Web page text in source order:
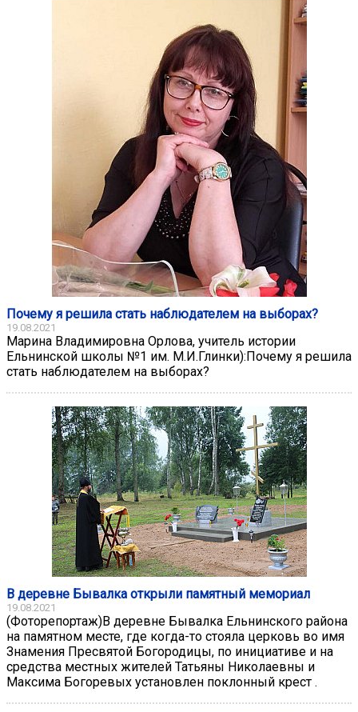
Почему я решила стать наблюдателем на выборах?
19.08.2021
Марина Владимировна Орлова, учитель истории
Ельнинской школы №1 им. М.И.Глинки):Почему я решила
стать наблюдателем на выборах?
В деревне Бывалка открыли памятный мемориал
19.08.2021
(Фоторепортаж)В деревне Бывалка Ельнинского района
на памятном месте, где когда-то стояла церковь во имя
Знамения Пресвятой Богородицы, по инициативе и на
средства местных жителей Татьяны Николаевны и
Максима Богоревых установлен поклонный крест .